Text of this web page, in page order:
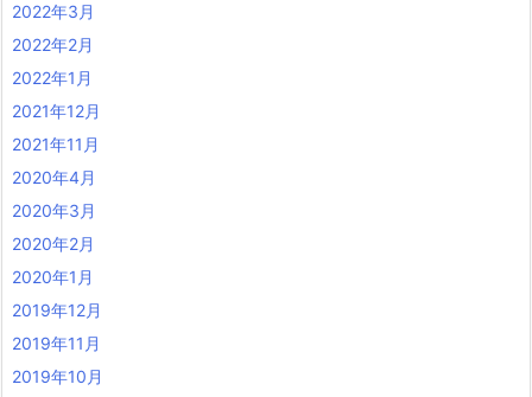
2022年3月
2022年2月
2022年1月
2021年12月
2021年11月
2020年4月
2020年3月
2020年2月
2020年1月
2019年12月
2019年11月
2019年10月